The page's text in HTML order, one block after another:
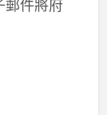
郵件將府